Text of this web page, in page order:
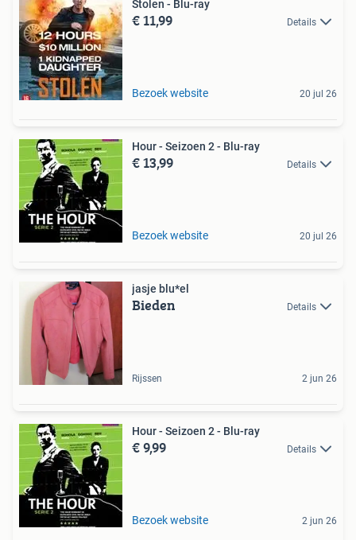
Stolen - Blu-ray
€ 11,99 Details
Bezoek website 20 jul 26
Hour - Seizoen 2 - Blu-ray
€ 13,99 Details
Bezoek website 20 jul 26
jasje blu*el
Bieden Details
Rijssen 2 jun 26
Hour - Seizoen 2 - Blu-ray
€ 9,99 Details
Bezoek website 2 jun 26